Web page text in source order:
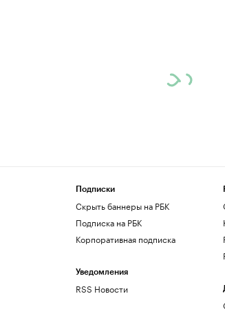
Подписки
Скрыть баннеры на РБК
Подписка на РБК
Корпоративная подписка
Уведомления
RSS Новости